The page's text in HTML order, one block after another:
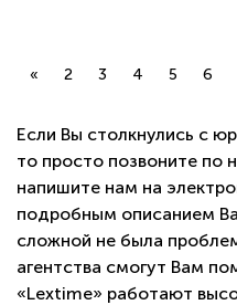
« 2 3 4 5 6
Если Вы столкнулись с
то просто позвоните по
напишите нам на
подробным описанием
сложной не была
агентства смогут Вам
«Lextime» работают